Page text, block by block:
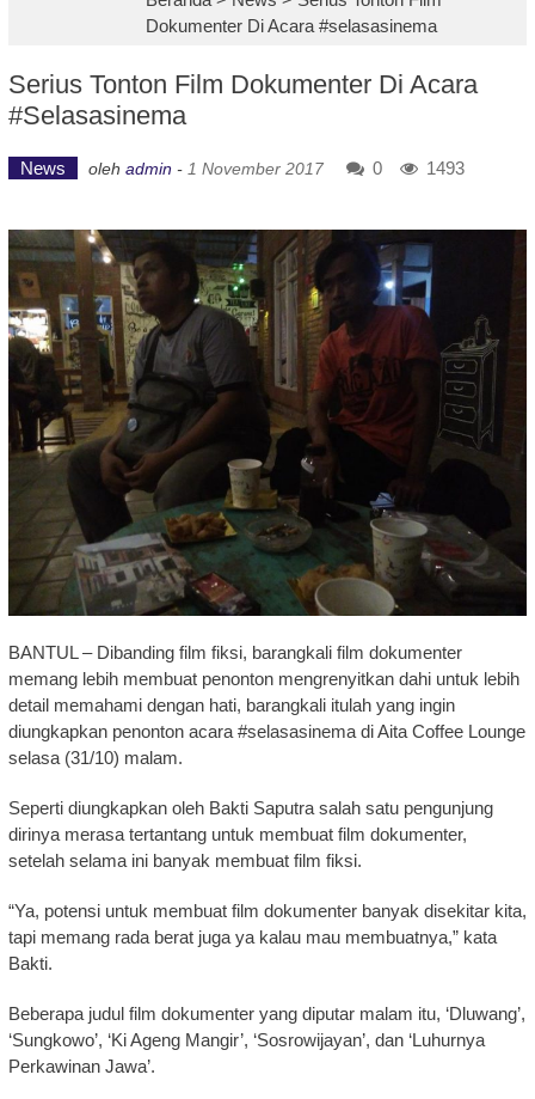
Dokumenter Di Acara #selasasinema
Serius Tonton Film Dokumenter Di Acara
#selasasinema
News oleh admin - 1 November 2017 0 1493
BANTUL – Dibanding film fiksi, barangkali film dokumenter
memang lebih membuat penonton mengrenyitkan dahi untuk lebih
detail memahami dengan hati, barangkali itulah yang ingin
diungkapkan penonton acara #selasasinema di Aita Coffee Lounge
selasa (31/10) malam.
Seperti diungkapkan oleh Bakti Saputra salah satu pengunjung
dirinya merasa tertantang untuk membuat film dokumenter,
setelah selama ini banyak membuat film fiksi.
“Ya, potensi untuk membuat film dokumenter banyak disekitar kita,
tapi memang rada berat juga ya kalau mau membuatnya,” kata
Bakti.
Beberapa judul film dokumenter yang diputar malam itu, ‘Dluwang’,
‘Sungkowo’, ‘Ki Ageng Mangir’, ‘Sosrowijayan’, dan ‘Luhurnya
Perkawinan Jawa’.